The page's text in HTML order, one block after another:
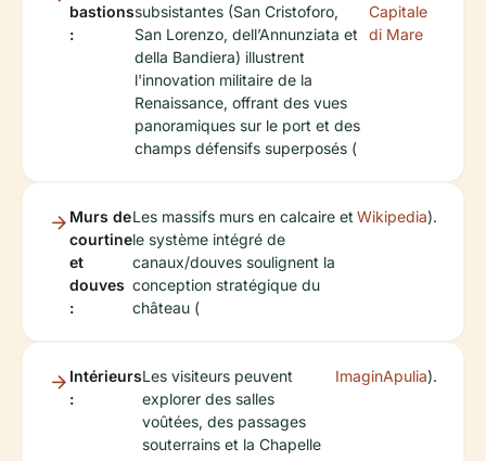
bastions
:
subsistantes (San Cristoforo,
San Lorenzo, dell’Annunziata et
della Bandiera) illustrent
l'innovation militaire de la
Renaissance, offrant des vues
panoramiques sur le port et des
champs défensifs superposés (
Capitale
di Mare
Murs de
courtine
et
douves
:
Les massifs murs en calcaire et
le système intégré de
canaux/douves soulignent la
conception stratégique du
château (
Wikipedia).
Intérieurs
:
Les visiteurs peuvent
explorer des salles
voûtées, des passages
souterrains et la Chapelle
ImaginApulia).